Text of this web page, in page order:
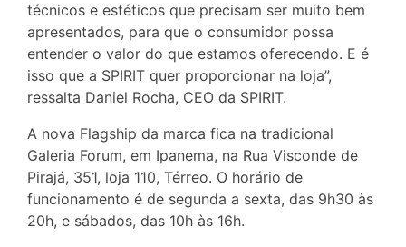
técnicos e estéticos que precisam ser muito bem
apresentados, para que o consumidor possa
entender o valor do que estamos oferecendo. E é
isso que a SPIRIT quer proporcionar na loja”,
ressalta Daniel Rocha, CEO da SPIRIT.
A nova Flagship da marca fica na tradicional
Galeria Forum, em Ipanema, na Rua Visconde de
Pirajá, 351, loja 110, Térreo. O horário de
funcionamento é de segunda a sexta, das 9h30 às
20h, e sábados, das 10h às 16h.